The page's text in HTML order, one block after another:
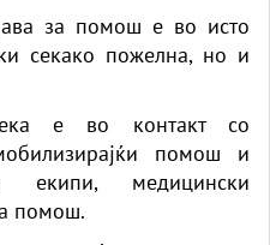
за помош е во исто
секако пожелна, но и
е во контакт со
помош и
екипи, медицински
помош.